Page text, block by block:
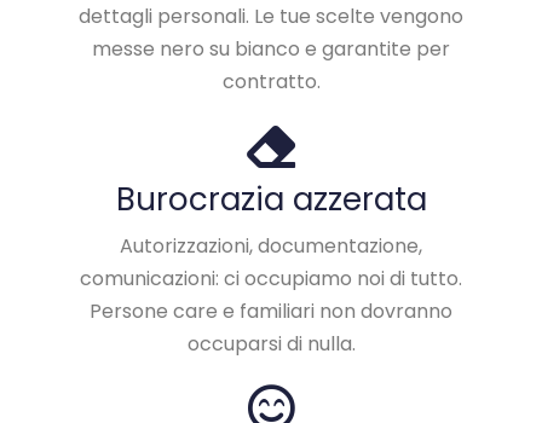
dettagli personali. Le tue scelte vengono
messe nero su bianco e garantite per
contratto.
Burocrazia azzerata
Autorizzazioni, documentazione,
comunicazioni: ci occupiamo noi di tutto.
Persone care e familiari non dovranno
occuparsi di nulla.